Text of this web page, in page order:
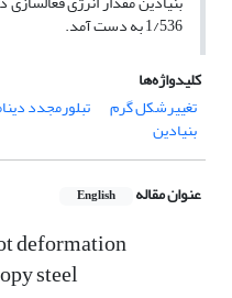
1/536 به دست آمد.
کلیدواژه‌ها
تغییر‌شکل گرم
تبلور‌مجدد
بنیادین
عنوان مقاله English
deformation
steel